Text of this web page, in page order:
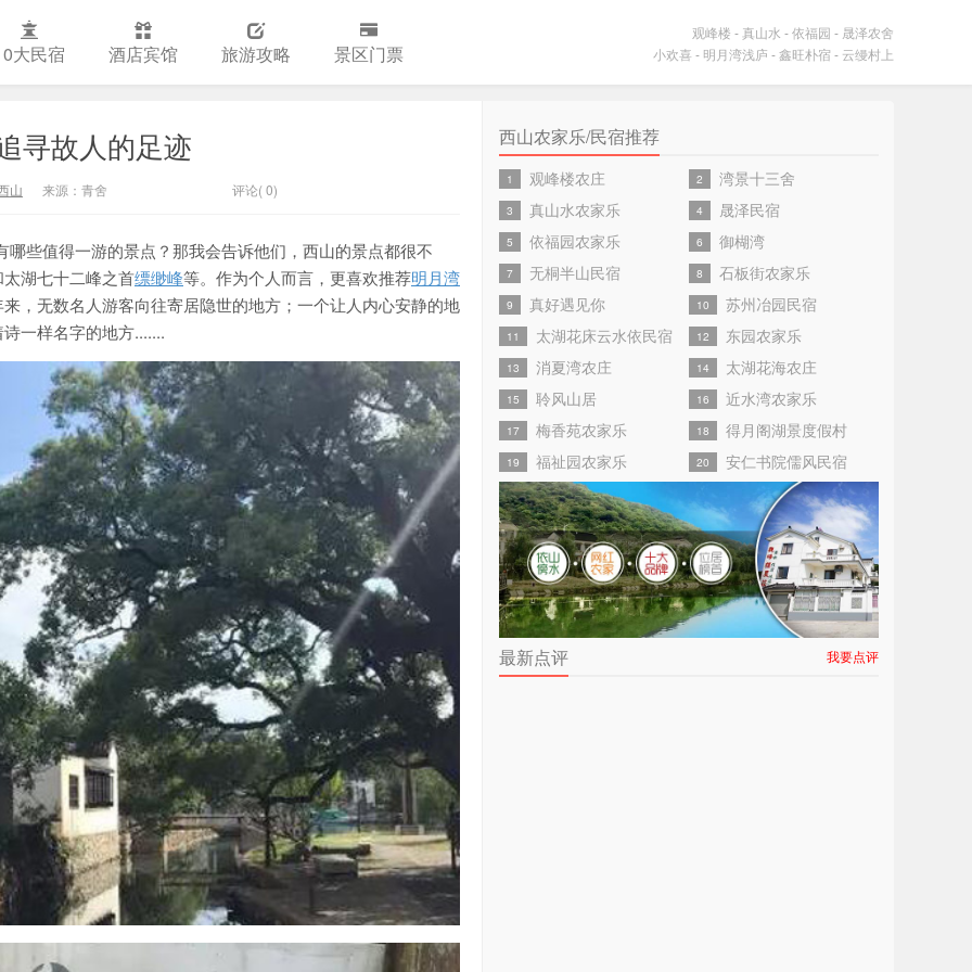
大民宿 酒店宾馆 旅游攻略 景区门票
观峰楼 - 真山水 -依福园 - 晟泽农舍
小欢喜- 明月湾浅庐 -鑫旺朴宿- 云缦村上
寻故人的足迹
山 来源：青舍 评论( 0)
些值得一游的景点？那我会告诉他们，西山的景点都很不
湖七十二峰之首缥缈峰等。作为个人而言，更喜欢推荐明月湾
，无数名人游客向往寄居隐世的地方；一个让人内心安静的地
一样名字的地方.......
西山农家乐/民宿推荐
1 观峰楼农庄 2 湾景十三舍
3 真山水农家乐 4 晟泽民宿
5 依福园农家乐 6 御楜湾
7 无桐半山民宿 8 石板街农家乐
9 真好遇见你 10 苏州冶园民宿
11 太湖花床云水依民宿 12 东园农家乐
13 消夏湾农庄 14 太湖花海农庄
15 聆风山居 16 近水湾农家乐
17 梅香苑农家乐 18 得月阁湖景度假村
19 福祉园农家乐 20 安仁书院儒风民宿
最新点评 我要点评